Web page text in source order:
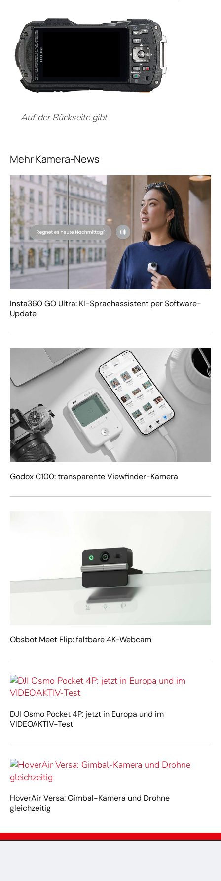
Auf der Rückseite gibt
Mehr Kamera-News
Insta360 GO Ultra: KI-Sprachassistent per Software-
Update
Godox C100: transparente Viewfinder-Kamera
Obsbot Meet Flip: faltbare 4K-Webcam
DJI Osmo Pocket 4P: jetzt in Europa und im
VIDEOAKTIV-Test
HoverAir Versa: Gimbal-Kamera und Drohne
gleichzeitig